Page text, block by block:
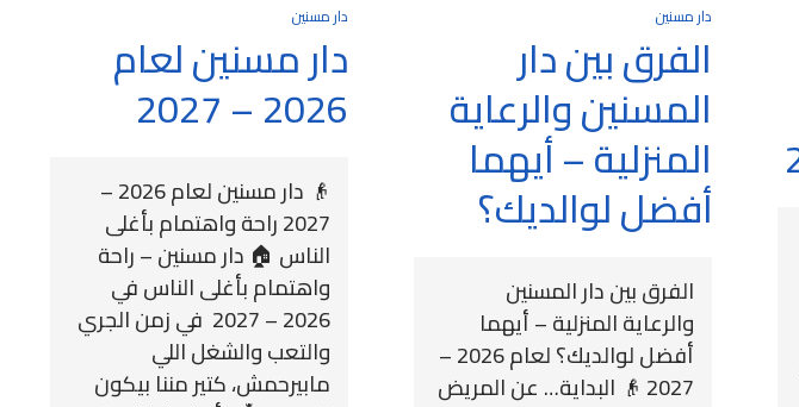
دار مسنين
الفرق بين دار
المسنين والرعاية
المنزلية – أيهما
أفضل لوالديك؟
الفرق بين دار المسنين
والرعاية المنزلية – أيهما
أفضل لوالديك؟ لعام 2026 –
2027 👴 البداية… عن المريض
دار مسنين
دار مسنين لعام
2026 – 2027
👴 دار مسنين لعام 2026 –
2027 راحة واهتمام بأغلى
الناس 🏠 دار مسنين – راحة
واهتمام بأغلى الناس في
2026 – 2027 في زمن الجري
والتعب والشغل اللي
مابيرحمش، كتير مننا بيكون